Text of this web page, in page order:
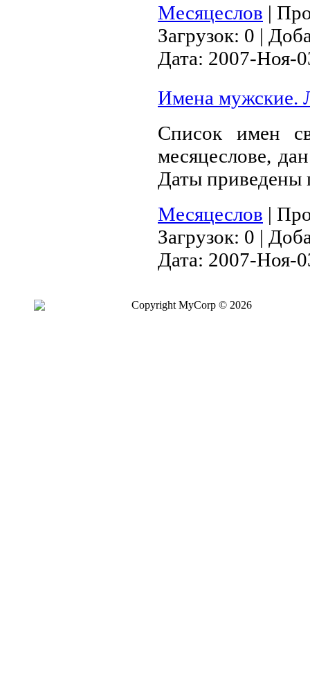
Месяцеслов |
Загрузок: 0 |
Дата: 2007-Ноя-
Имена мужские.
Список имен
месяцеслове,
Даты приведены
Месяцеслов |
Загрузок: 0 |
Дата: 2007-Ноя-
Copyright MyCorp © 2026